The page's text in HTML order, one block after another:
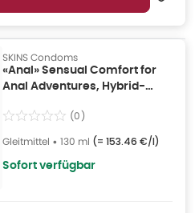
SKINS Condoms
«Anal» Sensual Comfort for
Anal Adventures, Hybrid-
(0)
Gleitmittel • 130 ml (= 153.46 €/l)
Sofort verfügbar